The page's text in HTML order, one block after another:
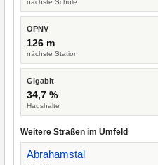
nächste Schule
ÖPNV
126 m
nächste Station
Gigabit
34,7 %
Haushalte
Weitere Straßen im Umfeld
Abrahamstal